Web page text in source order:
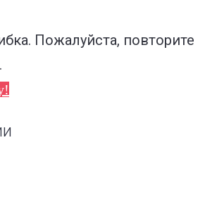
Пожалуйста, повторите